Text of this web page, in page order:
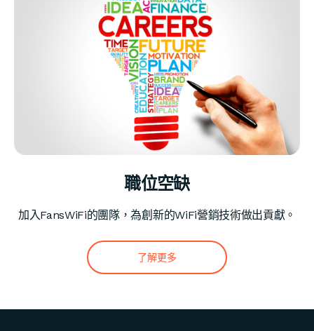
職位空缺
加入FansWiFi的團隊，為創新的WiFi營銷技術做出貢獻。
了解更多